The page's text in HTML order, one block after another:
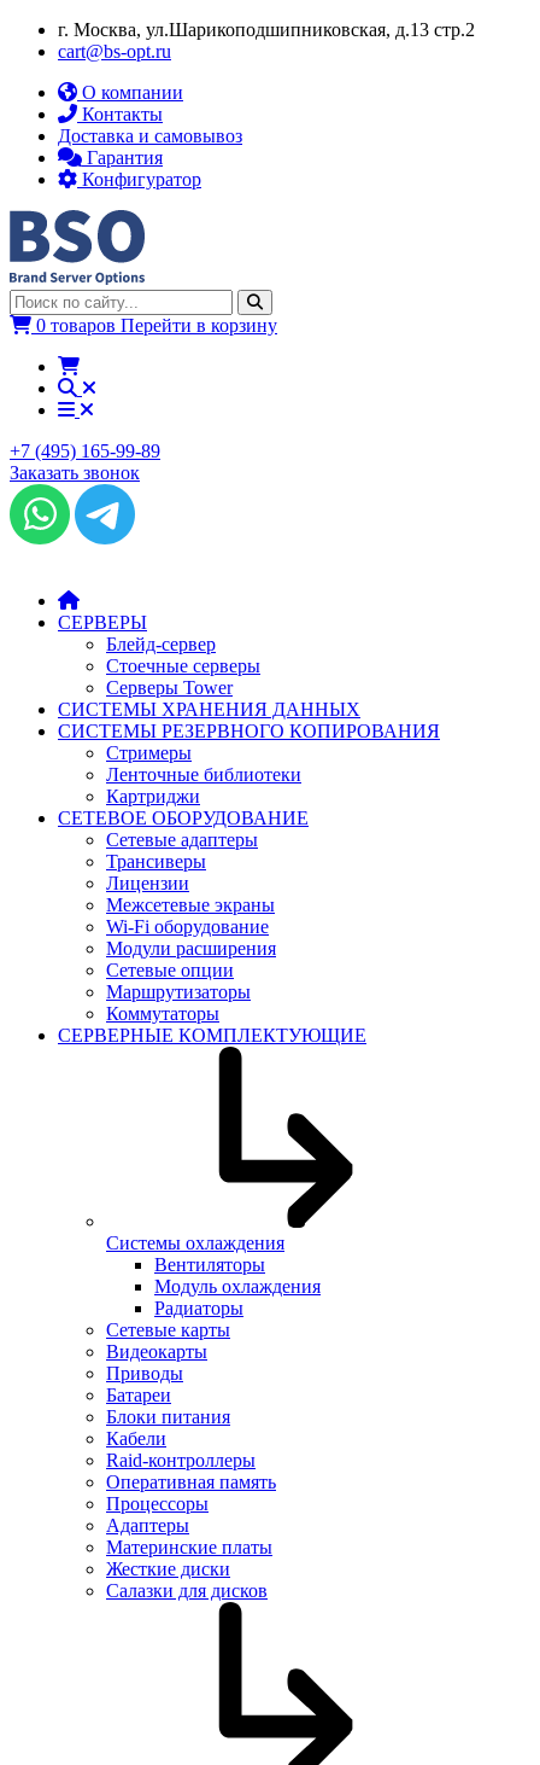
г. Москва, ул.​​Шарикоподшипниковская, д.13 стр.2
cart@bs-opt.ru
О компании
Контакты
Доставка и самовывоз
Гарантия
Конфигуратор
0 товаров Перейти в корзину
+7 (495) 165-99-89
Заказать звонок
СЕРВЕРЫ
Блейд-сервер
Стоечные серверы
Серверы Tower
СИСТЕМЫ ХРАНЕНИЯ ДАННЫХ
СИСТЕМЫ РЕЗЕРВНОГО КОПИРОВАНИЯ
Стримеры
Ленточные библиотеки
Картриджи
СЕТЕВОЕ ОБОРУДОВАНИЕ
Сетевые адаптеры
Трансиверы
Лицензии
Межсетевые экраны
Wi-Fi оборудование
Модули расширения
Сетевые опции
Маршрутизаторы
Коммутаторы
СЕРВЕРНЫЕ КОМПЛЕКТУЮЩИЕ
Системы охлаждения
Вентиляторы
Модуль охлаждения
Радиаторы
Сетевые карты
Видеокарты
Приводы
Батареи
Блоки питания
Кабели
Raid-контроллеры
Оперативная память
Процессоры
Адаптеры
Материнские платы
Жесткие диски
Салазки для дисков